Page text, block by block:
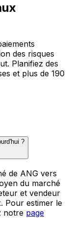
des risques
Planifiez des
et plus de 190
?
de ANG vers
du marché
et vendeur
Pour estimer le
notre page